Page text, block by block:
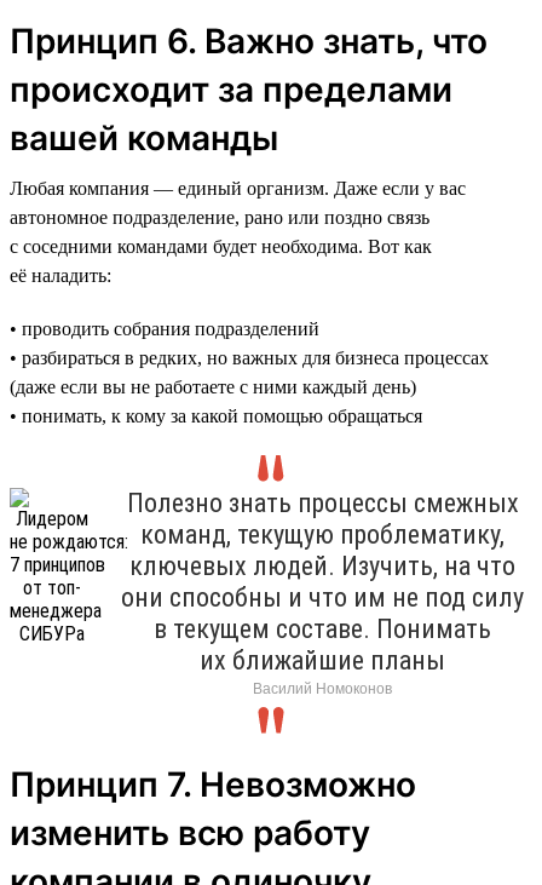
Принцип 6. Важно знать, что
происходит за пределами
вашей команды
Любая компания — единый организм. Даже если у вас
автономное подразделение, рано или поздно связь
с соседними командами будет необходима. Вот как
её наладить:
• проводить собрания подразделений
• разбираться в редких, но важных для бизнеса процессах
(даже если вы не работаете с ними каждый день)
• понимать, к кому за какой помощью обращаться
Полезно знать процессы смежных
команд, текущую проблематику,
ключевых людей. Изучить, на что
они способны и что им не под силу
в текущем составе. Понимать
их ближайшие планы
Василий Номоконов
Принцип 7. Невозможно
изменить всю работу